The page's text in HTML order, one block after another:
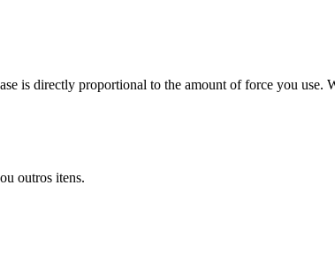
is directly proportional to the amount of force you
outros itens.